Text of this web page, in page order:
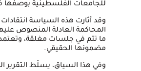
للجامعات الفلسطينية بوصفها
وقد أثارت هذه السياسة
المحاكمة العادلة المنصوص
ما تتم في جلسات مغلقة، وتعتمد
مضمونها الحقيقي.
وفي هذا السياق، يسلّط التقرير